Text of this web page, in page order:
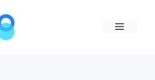
MENU